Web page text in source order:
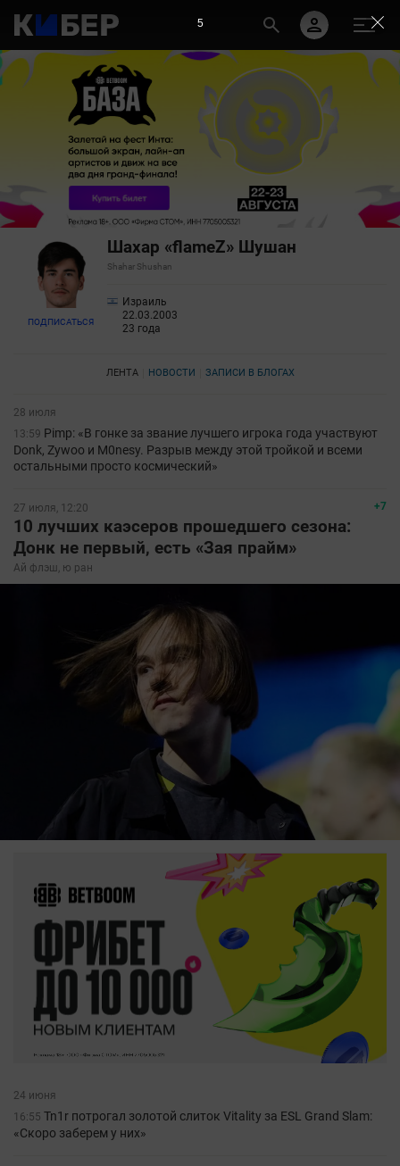
ПОДПИСАТЬСЯ
Шахар «flameZ» Шушан
Shahar Shushan
Израиль
22.03.2003
23 года
ЛЕНТА НОВОСТИ ЗАПИСИ В БЛОГАХ
28 июля
13:59 Pimp: «В гонке за звание лучшего игрока года участвуют
Donk, Zywoo и M0nesy. Разрыв между этой тройкой и всеми
остальными просто космический»
+7
27 июля, 12:20
10 лучших каэсеров прошедшего сезона:
Донк не первый, есть «Зая прайм»
Ай флэш, ю ран
24 июня
16:55 Tn1r потрогал золотой слиток Vitality за ESL Grand Slam:
«Скоро заберем у них»
5